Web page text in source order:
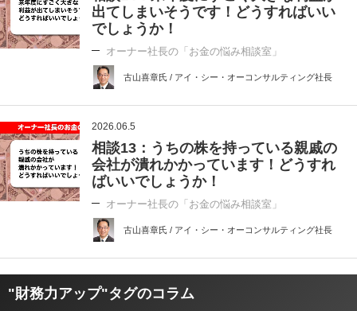
出てしまいそうです！どうすればいい
でしょうか！
オーナー社長の「お金の悩み相談室」
古山喜章氏 / アイ・シー・オーコンサルティング社長
2026.06.5
相談13：うちの株を持っている親戚の
会社が潰れかかっています！どうすれ
ばいいでしょうか！
オーナー社長の「お金の悩み相談室」
古山喜章氏 / アイ・シー・オーコンサルティング社長
"財務力アップ"タグのコラム